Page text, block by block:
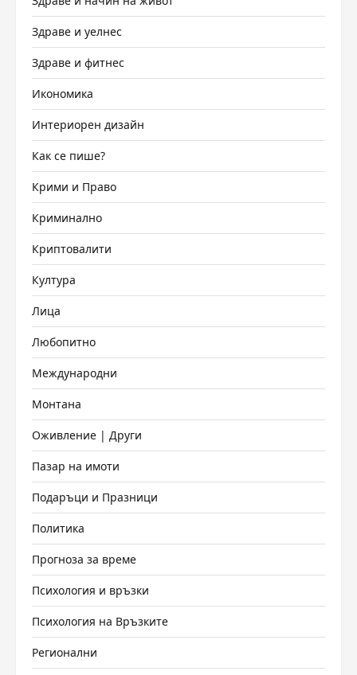
Здраве и уелнес
Здраве и фитнес
Икономика
Интериорен дизайн
Как се пише?
Крими и Право
Криминално
Криптовалити
Култура
Лица
Любопитно
Международни
Монтана
Оживление | Други
Пазар на имоти
Подаръци и Празници
Политика
Прогноза за време
Психология и връзки
Психология на Връзките
Регионални